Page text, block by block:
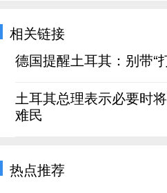
相关链接
德国提醒土耳其：别带“
土耳其总理表示必要时
难民
热点推荐